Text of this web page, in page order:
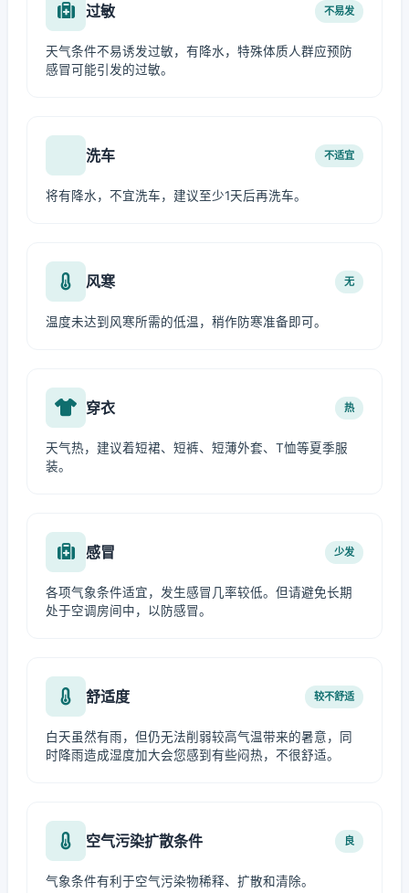
过敏 不易发
天气条件不易诱发过敏，有降水，特殊体质人群应预防
感冒可能引发的过敏。
洗车 不适宜
将有降水，不宜洗车，建议至少1天后再洗车。
风寒 无
温度未达到风寒所需的低温，稍作防寒准备即可。
穿衣 热
天气热，建议着短裙、短裤、短薄外套、T恤等夏季服
装。
感冒 少发
各项气象条件适宜，发生感冒几率较低。但请避免长期
处于空调房间中，以防感冒。
舒适度 较不舒适
白天虽然有雨，但仍无法削弱较高气温带来的暑意，同
时降雨造成湿度加大会您感到有些闷热，不很舒适。
空气污染扩散条件 良
气象条件有利于空气污染物稀释、扩散和清除。